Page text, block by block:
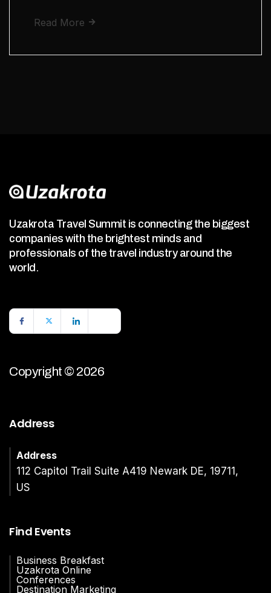
Read More
Uzakrota Travel Summit is connecting the biggest
companies with the brightest minds and
professionals of the travel industry around the
world.
Copyright © 2026
Address
Address
112 Capitol Trail Suite A419 Newark DE, 19711,
US
Find Events
Business Breakfast
Uzakrota Online
Conferences
Destination Marketing